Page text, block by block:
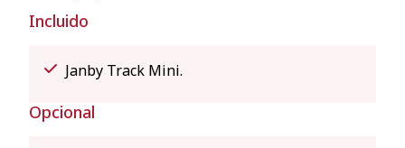
Incluido
Janby Track Mini.
Opcional